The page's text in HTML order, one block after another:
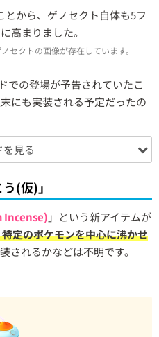
から、ゲノセクト自体も5フ
高まりました。
セクトの画像が存在しています。
での登場が予告されていたこ
にも実装される予定だったの
を見る
(仮)」
Incense) 」という新アイテムが
定のポケモンを中心に沸かせ
されるかなどは不明です。